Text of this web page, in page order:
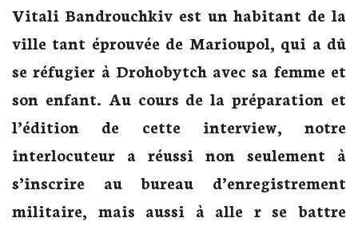
Vitali Bandrouchkiv est un habitant de la
ville tant éprouvée de Marioupol, qui a dû
se réfugier à Drohobytch avec sa femme et
son enfant. Au cours de la préparation et
l’édition de cette interview, notre
interlocuteur a réussi non seulement à
s’inscrire au bureau d’enregistrement
militaire, mais aussi à alle r se battre